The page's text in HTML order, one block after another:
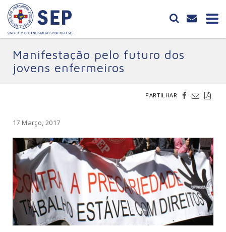
Manifestação pelo futuro dos
jovens enfermeiros
PARTILHAR
17 Março, 2017